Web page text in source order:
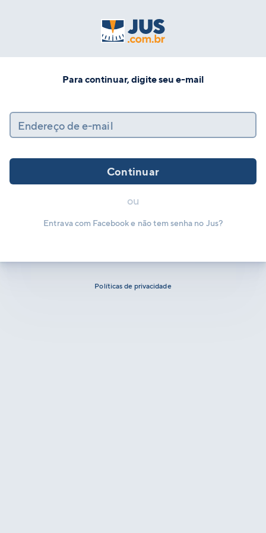
Para continuar, digite seu e-mail
Endereço de e-mail
Continuar
ou
Entrava com Facebook e não tem senha no Jus?
Políticas de privacidade